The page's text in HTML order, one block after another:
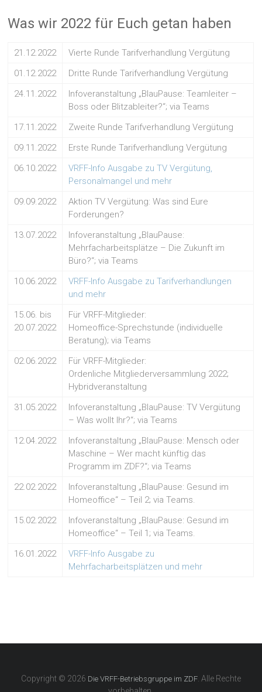
Was wir 2022 für Euch getan haben
21.12.2022
Vierte Runde Tarifverhandlung Vergütung
01.12.2022
Dritte Runde Tarifverhandlung Vergütung
24.11.2022
Infoveranstaltung „BlauPause: Teamleiter –
Boss oder Blitzableiter?“; via Teams
17.11.2022
Zweite Runde Tarifverhandlung Vergütung
09.11.2022
Erste Runde Tarifverhandlung Vergütung
06.10.2022
VRFF-Info Ausgabe zu TV Vergütung,
Personalmangel und mehr
09.09.2022
Aktion TV Vergütung: Was sind Eure
Forderungen?
13.07.2022
Infoveranstaltung „BlauPause:
Mehrfacharbeitsplätze – Die Zukunft im
Büro?“; via Teams
10.06.2022
VRFF-Info Ausgabe zu Tarifverhandlungen
und mehr
15.06. bis
20.07.2022
Für VRFF-Mitglieder:
Homeoffice-Sprechstunde (individuelle
Beratung); via Teams
02.06.2022
Für VRFF-Mitglieder:
Ordenliche Mitgliederversammlung 2022;
Hybridveranstaltung
31.05.2022
Infoveranstaltung „BlauPause: TV Vergütung
– Was wollt Ihr?“; via Teams
12.04.2022
Infoveranstaltung „BlauPause: Mensch oder
Maschine – Wer macht künftig das
Programm im ZDF?“; via Teams
22.02.2022
Infoveranstaltung „BlauPause: Gesund im
Homeoffice“ – Teil 2; via Teams.
15.02.2022
Infoveranstaltung „BlauPause: Gesund im
Homeoffice“ – Teil 1; via Teams.
16.01.2022
VRFF-Info Ausgabe zu
Mehrfacharbeitsplätzen und mehr
Copyright © 2026 Die VRFF-Betriebsgruppe im ZDF. Alle Rechte